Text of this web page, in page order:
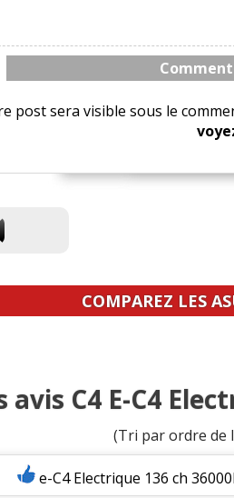
post sera visible sous le
COMPAREZ LES
avis C4 E-C4
(Tri par ordre de
e-C4 Electrique 136 ch